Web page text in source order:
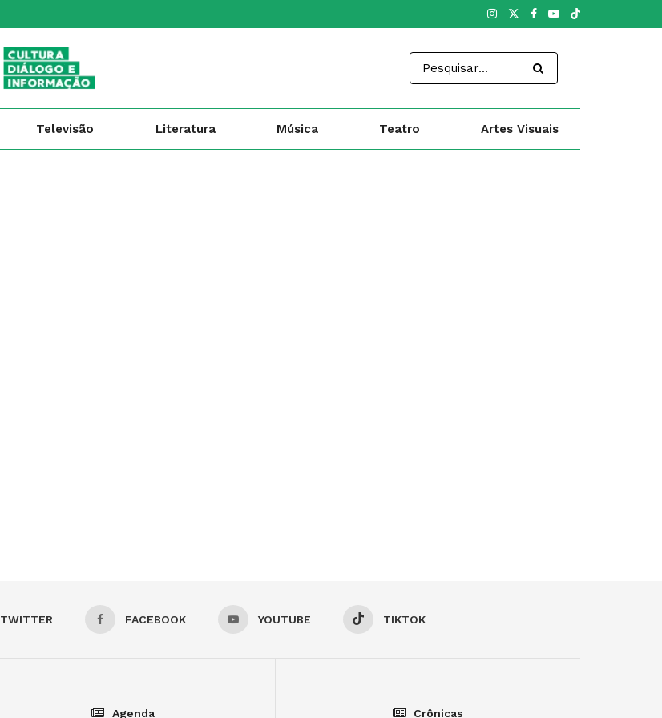
Televisão Literatura Música Teatro Artes Visuais
TWITTER FACEBOOK YOUTUBE TIKTOK
Agenda Crônicas